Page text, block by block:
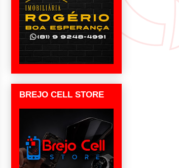
BREJO CELL STORE